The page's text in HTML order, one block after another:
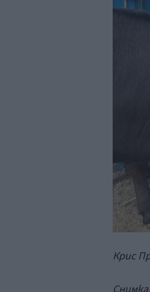
Крис